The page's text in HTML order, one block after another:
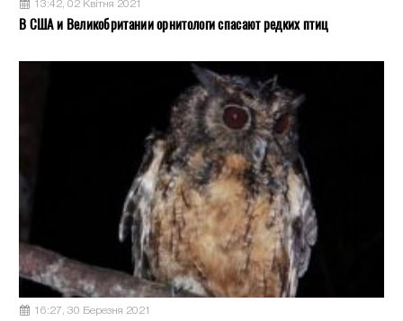
13:42, 02 Квітня 2021
В США и Великобритании орнитологи спасают редких птиц
16:27, 30 Березня 2021